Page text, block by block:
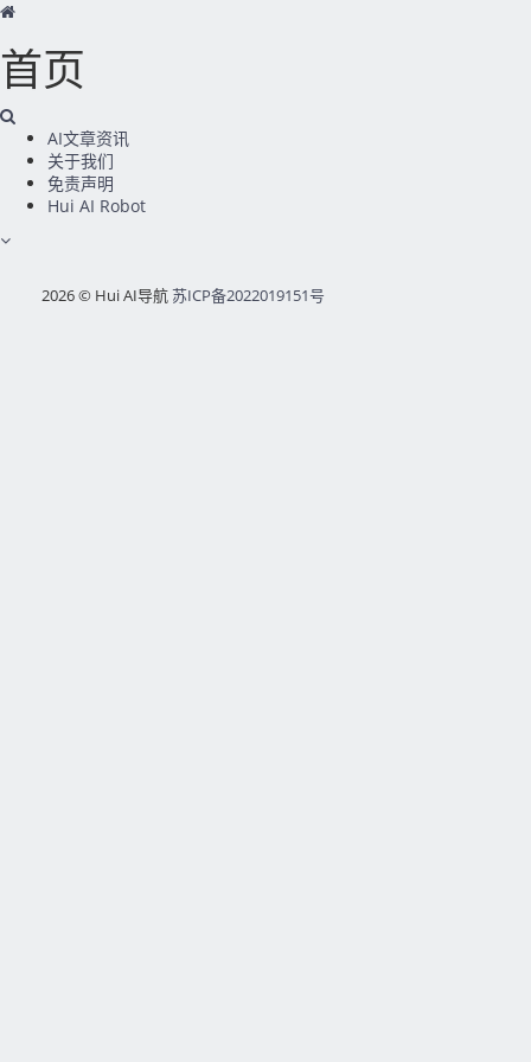
首页
AI文章资讯
关于我们
免责声明
Hui AI Robot
2026 © Hui AI导航苏ICP备2022019151号